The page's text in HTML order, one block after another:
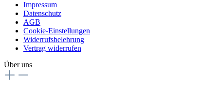
Impressum
Datenschutz
AGB
Cookie-Einstellungen
Widerrufsbelehrung
Vertrag widerrufen
Über uns